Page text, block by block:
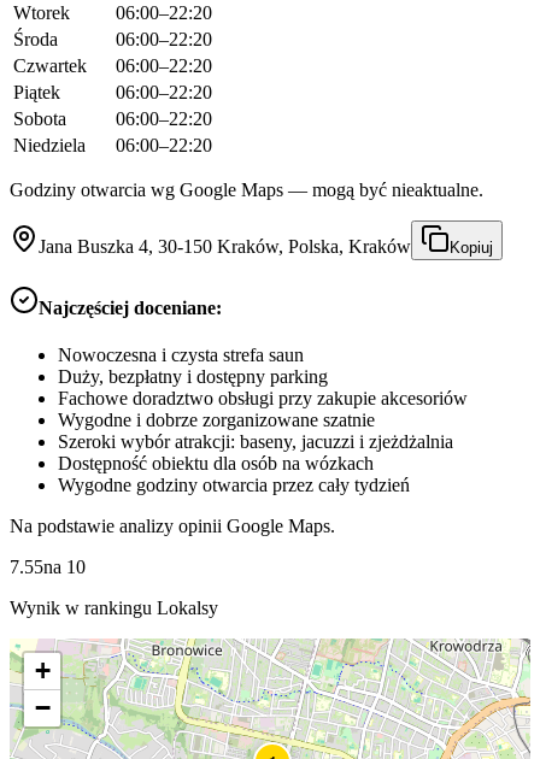
Wtorek
06:00–22:20
Środa
06:00–22:20
Czwartek
06:00–22:20
Piątek
06:00–22:20
Sobota
06:00–22:20
Niedziela
06:00–22:20
Godziny otwarcia wg Google Maps — mogą być nieaktualne.
Jana Buszka 4, 30-150 Kraków, Polska, Kraków Kopiuj
Najczęściej doceniane:
Nowoczesna i czysta strefa saun
Duży, bezpłatny i dostępny parking
Fachowe doradztwo obsługi przy zakupie akcesoriów
Wygodne i dobrze zorganizowane szatnie
Szeroki wybór atrakcji: baseny, jacuzzi i zjeżdżalnia
Dostępność obiektu dla osób na wózkach
Wygodne godziny otwarcia przez cały tydzień
Na podstawie analizy opinii Google Maps.
7.55na 10
Wynik w rankingu Lokalsy
+
−